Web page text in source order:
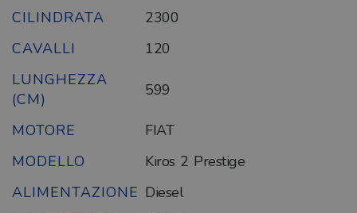
CILINDRATA
2300
CAVALLI
120
LUNGHEZZA
(CM)
599
MOTORE
FIAT
MODELLO
Kiros 2 Prestige
ALIMENTAZIONE Diesel